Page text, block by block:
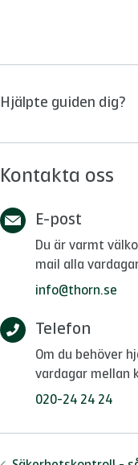
Hjälpte guiden dig?
Kontakta oss
E-post
Du är varmt
mail alla
info@thorn.se
Telefon
Om du behöver
vardagar mellan
020-24 24 24